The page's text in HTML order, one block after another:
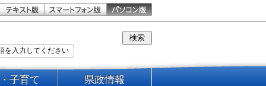
子育て 県政情報